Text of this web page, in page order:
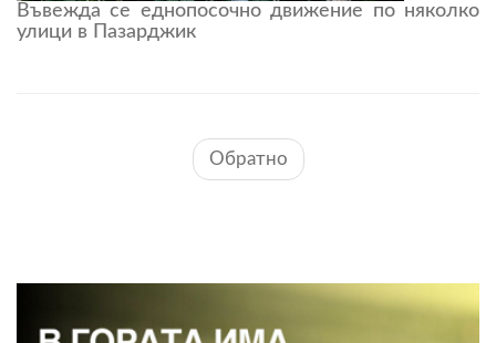
Въвежда се еднопосочно движение по няколко
улици в Пазарджик
Обратно